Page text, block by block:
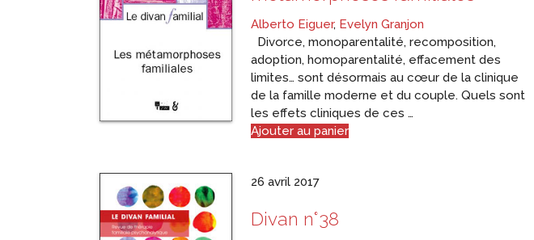
Alberto Eiguer, Evelyn Granjon
Divorce, monoparentalité, recomposition,
adoption, homoparentalité, effacement des
limites… sont désormais au cœur de la clinique
de la famille moderne et du couple. Quels sont
les effets cliniques de ces …
Ajouter au panier
26 avril 2017
Divan n°38